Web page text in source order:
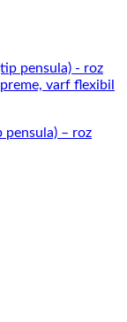
pensula) – roz